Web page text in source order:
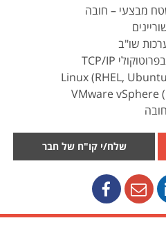
מבצעי – חובה
שו"ב
שלח/י קו"ח של חבר